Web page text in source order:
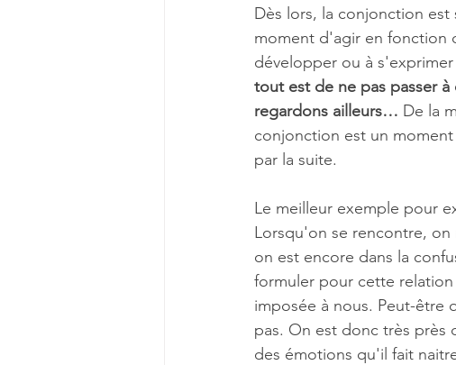
Dès lors, la conjonction
moment d'agir en fonction
développer ou à s'exprimer
tout est de ne pas passer
regardons ailleurs… De la
conjonction est un
par la suite.
Le meilleur exemple pour
Lorsqu'on se rencontre,
on est encore dans la
formuler pour cette
imposée à nous. Peut-être
pas. On est donc très
des émotions qu'il fait